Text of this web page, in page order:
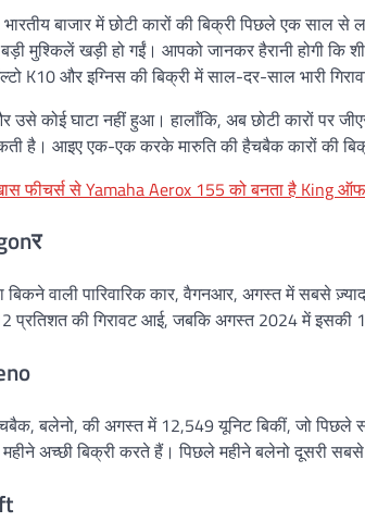
भारतीय बाजार में छोटी कारों की बिक्री पिछले एक साल
मुश्किलें खड़ी हो गईं। आपको जानकर हैरानी होगी कि
K10 और इग्निस की बिक्री में साल-दर-साल भारी
उसे कोई घाटा नहीं हुआ। हालाँकि, अब छोटी कारों पर
है। आइए एक-एक करके मारुति की हैचबैक कारों की
फीचर्स से Yamaha Aerox 155 को बनता है King
वाली पारिवारिक कार, वैगनआर, अगस्त में सबसे
प्रतिशत की गिरावट आई, जबकि अगस्त 2024 में इसकी
बलेनो, की अगस्त में 12,549 यूनिट बिकीं, जो
अच्छी बिक्री करते हैं। पिछले महीने बलेनो दूसरी